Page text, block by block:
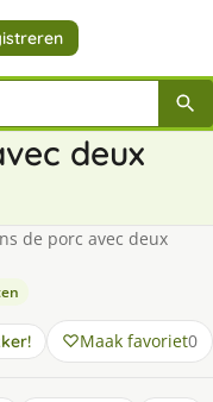
deux
de porc avec deux
Maak favoriet0